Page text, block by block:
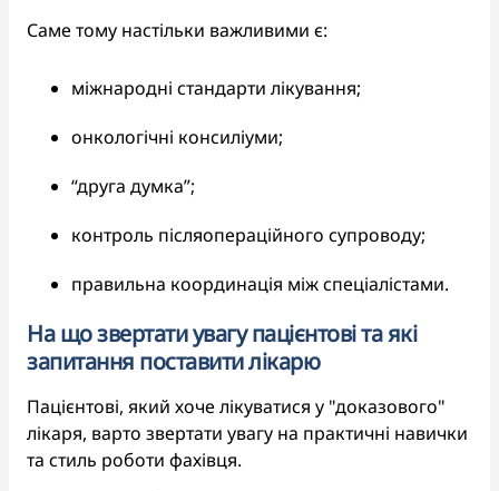
Саме тому настільки важливими є:
міжнародні стандарти лікування;
онкологічні консиліуми;
“друга думка”;
контроль післяопераційного супроводу;
правильна координація між спеціалістами.
На що звертати увагу пацієнтові та які
запитання поставити лікарю
Пацієнтові, який хоче лікуватися у "доказового"
лікаря, варто звертати увагу на практичні навички
та стиль роботи фахівця.